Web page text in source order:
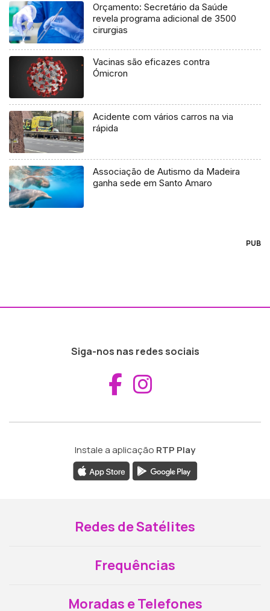
Orçamento: Secretário da Saúde
revela programa adicional de 3500
cirurgias
Vacinas são eficazes contra
Ómicron
Acidente com vários carros na via
rápida
Associação de Autismo da Madeira
ganha sede em Santo Amaro
PUB
Siga-nos nas redes sociais
Aceder ao
Instale a aplicação RTP Play
Redes de Satélites
Frequências
Moradas e Telefones